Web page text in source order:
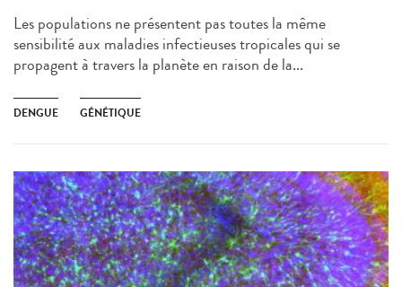
Les populations ne présentent pas toutes la même
sensibilité aux maladies infectieuses tropicales qui se
propagent à travers la planète en raison de la...
DENGUE GÉNÉTIQUE